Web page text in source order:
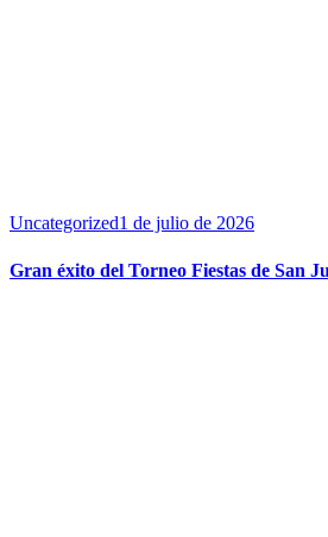
Uncategorized1 de julio de 2026
Gran éxito del Torneo Fiestas de San